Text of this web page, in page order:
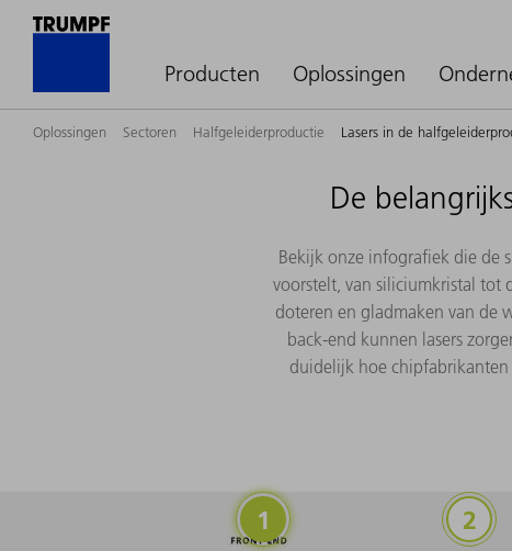
Producten Oplossingen
Oplossingen Sectoren Halfgeleiderproductie Lasers in de
De
Bekijk onze infografiek die de
voorstelt, van siliciumkristal tot
doteren en gladmaken van de
back-end kunnen lasers
duidelijk hoe chipfabrikanten
Ingot Slicing